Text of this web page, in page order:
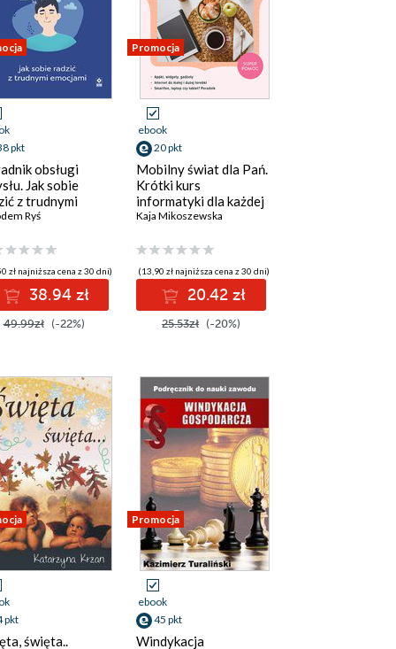
pkt
obsługi
Jak sobie
z trudnymi
Ryś
zł najniższa cena z 30 dni)
38.94 zł
49.99zł (-22%)
Promocja
ebook
20 pkt
Mobilny świat dla Pań.
Krótki kurs
informatyki dla każdej
z nas
Kaja Mikoszewska
(13,90 zł najniższa cena z 30 dni)
20.42 zł
25.53zł (-20%)
pkt
święta..
Promocja
ebook
45 pkt
Windykacja